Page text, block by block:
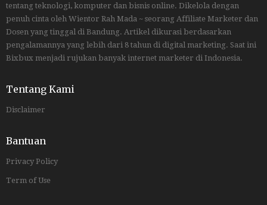
tentang teknologi, komputer dan bisnis online. Dikelola dengan
penuh cinta oleh Wientor Rah Mada ~ seorang Affiliate Marketer dan
Dosen yang tinggal di Bandung. Artikel dikurasi berdasarkan
pengalamannya yang lebih dari 8 tahun di digital marketing. Saat ini
Bixbux menjadi rujukan banyak internet marketer di Indonesia.
Tentang Kami
Disclaimer
Bantuan
Privacy Policy
Term of Use